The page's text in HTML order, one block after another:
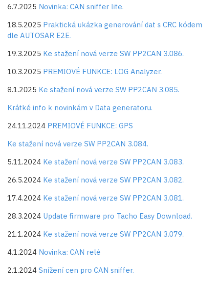
6.7.2025 Novinka: CAN sniffer lite.
18.5.2025 Praktická ukázka generování dat s CRC kódem
dle AUTOSAR E2E.
19.3.2025 Ke stažení nová verze SW PP2CAN 3.086.
10.3.2025 PREMIOVÉ FUNKCE: LOG Analyzer.
8.1.2025 Ke stažení nová verze SW PP2CAN 3.085.
Krátké info k novinkám v Data generatoru.
24.11.2024 PREMIOVÉ FUNKCE: GPS
Ke stažení nová verze SW PP2CAN 3.084.
5.11.2024 Ke stažení nová verze SW PP2CAN 3.083.
26.5.2024 Ke stažení nová verze SW PP2CAN 3.082.
17.4.2024 Ke stažení nová verze SW PP2CAN 3.081.
28.3.2024 Update firmware pro Tacho Easy Download.
21.1.2024 Ke stažení nová verze SW PP2CAN 3.079.
4.1.2024 Novinka: CAN relé
2.1.2024 Snížení cen pro CAN sniffer.